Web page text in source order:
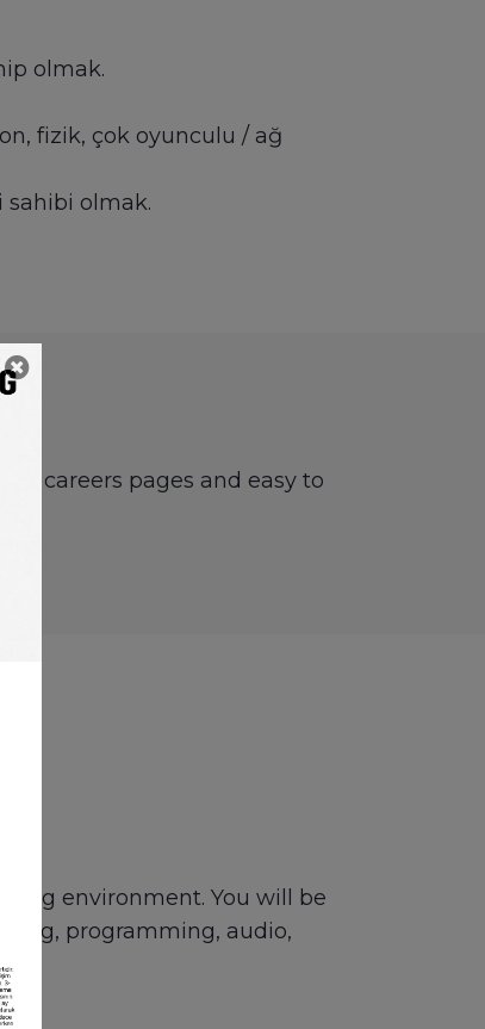
olmak.
fizik, çok oyunculu / ağ
olmak.
careers pages and easy to
environment. You will be
programming, audio,